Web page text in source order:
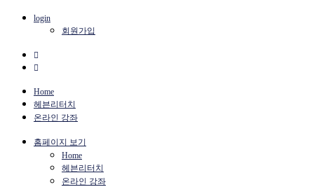
login
회원가입
Home
헤븐리터치
온라인 강좌
홈페이지 보기
Home
헤븐리터치
온라인 강좌